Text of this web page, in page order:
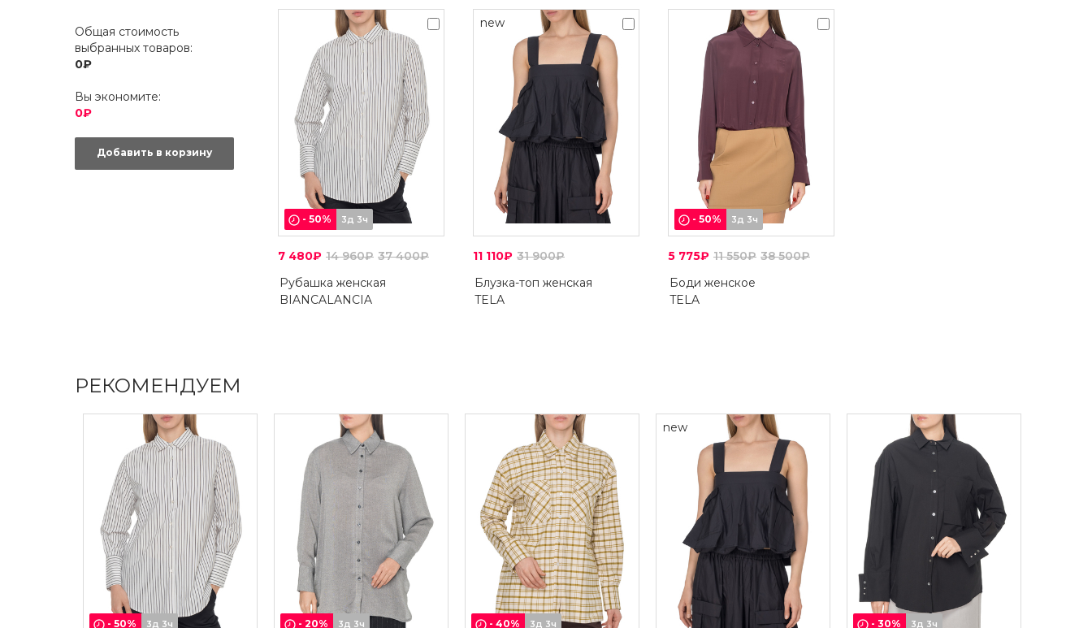
Общая стоимость
выбранных товаров:
0₽
Вы экономите:
0₽
Добавить в корзину
- 50% 3д 3ч
7 480₽ 14 960₽ 37 400₽
Рубашка женская
BIANCALANCIA
new
11 110₽ 31 900₽
Блузка-топ женская
TELA
- 50% 3д 3ч
5 775₽ 11 550₽ 38 500₽
Боди женское
TELA
РЕКОМЕНДУЕМ
- 50% 3д 3ч - 20% 3д 3ч - 40% 3д 3ч
new
- 30% 3д 3ч